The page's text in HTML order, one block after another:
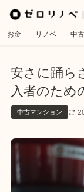
お金 リノベ 中
安さに踊ら
入者のため
中古マンション